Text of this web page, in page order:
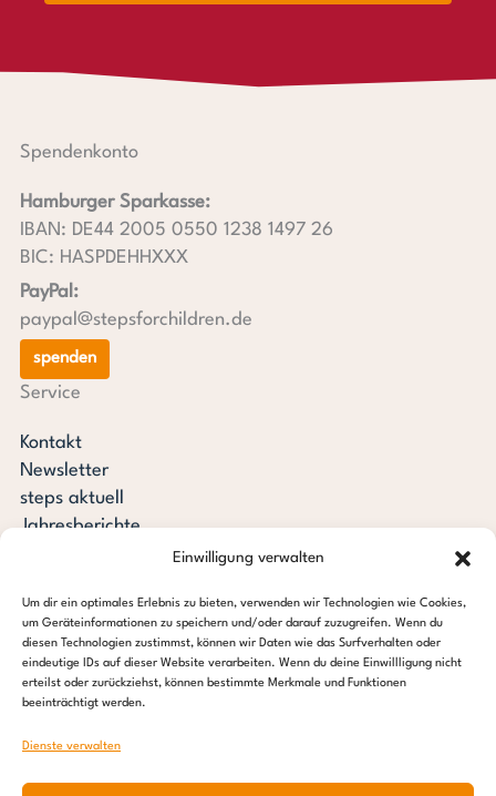
Einwilligung verwalten
Um dir ein optimales Erlebnis zu bieten, verwenden wir Technologien wie Cookies,
um Geräteinformationen zu speichern und/oder darauf zuzugreifen. Wenn du
diesen Technologien zustimmst, können wir Daten wie das Surfverhalten oder
eindeutige IDs auf dieser Website verarbeiten. Wenn du deine Einwillligung nicht
erteilst oder zurückziehst, können bestimmte Merkmale und Funktionen
beeinträchtigt werden.
Dienste verwalten
Spendenkonto
Hamburger Sparkasse:
IBAN: DE44 2005 0550 1238 1497 26
BIC: HASPDEHHXXX
PayPal:
paypal@stepsforchildren.de
spenden
Service
Kontakt
Newsletter
steps aktuell
Jahresberichte
Pressespiegel
Stiftung steps for children
c/o Regus Altona
22765 Hamburg
Tel: +49 (0) 40 389 027 – 88